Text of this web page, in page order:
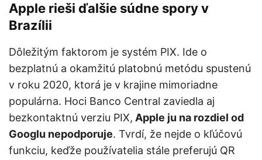
Apple rieši ďalšie súdne spory v
Brazílii
Dôležitým faktorom je systém PIX. Ide o
bezplatnú a okamžitú platobnú metódu spustenú
v roku 2020, ktorá je v krajine mimoriadne
populárna. Hoci Banco Central zaviedla aj
bezkontaktnú verziu PIX, Apple ju na rozdiel od
Googlu nepodporuje. Tvrdí, že nejde o kľúčovú
funkciu, keďže používatelia stále preferujú QR